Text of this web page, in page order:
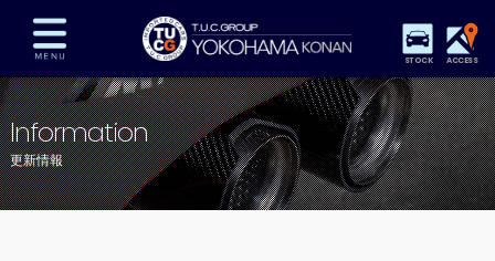
STOCK ACCESS
在庫車両情報 保証&サービス パーツリスト
TUCとは？ 店舗情報 アクセスマップ
全国納車 特別作業 注文販売
Information
更新情報